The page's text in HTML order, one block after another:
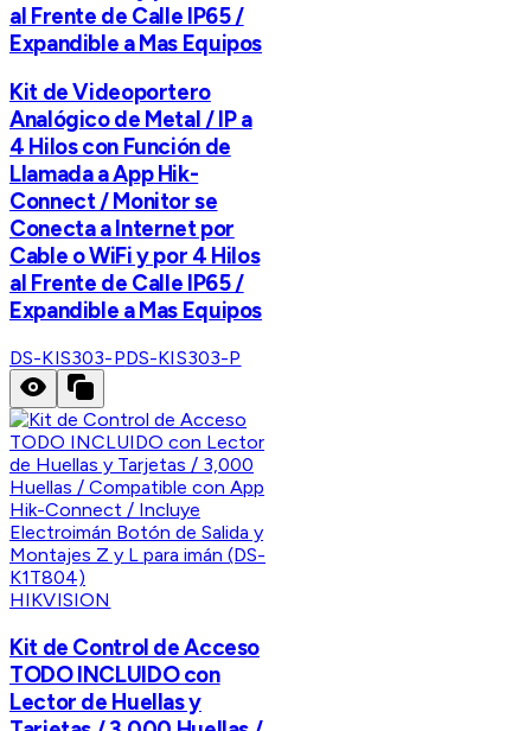
al Frente de Calle IP65 /
Expandible a Mas Equipos
Kit de Videoportero
Analógico de Metal / IP a
4 Hilos con Función de
Llamada a App Hik-
Connect / Monitor se
Conecta a Internet por
Cable o WiFi y por 4 Hilos
al Frente de Calle IP65 /
Expandible a Mas Equipos
DS-KIS303-PDS-KIS303-P
HIKVISION
Kit de Control de Acceso
TODO INCLUIDO con
Lector de Huellas y